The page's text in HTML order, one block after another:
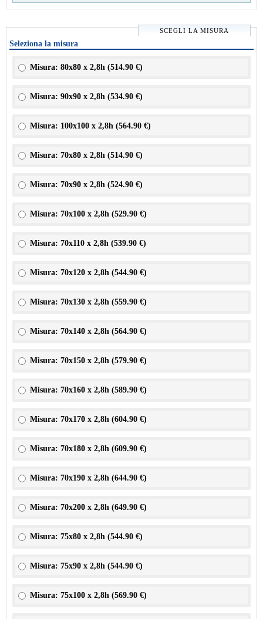
SCEGLI LA MISURA
Seleziona la misura
Misura: 80x80 x 2,8h (514.90 €)
Misura: 90x90 x 2,8h (534.90 €)
Misura: 100x100 x 2,8h (564.90 €)
Misura: 70x80 x 2,8h (514.90 €)
Misura: 70x90 x 2,8h (524.90 €)
Misura: 70x100 x 2,8h (529.90 €)
Misura: 70x110 x 2,8h (539.90 €)
Misura: 70x120 x 2,8h (544.90 €)
Misura: 70x130 x 2,8h (559.90 €)
Misura: 70x140 x 2,8h (564.90 €)
Misura: 70x150 x 2,8h (579.90 €)
Misura: 70x160 x 2,8h (589.90 €)
Misura: 70x170 x 2,8h (604.90 €)
Misura: 70x180 x 2,8h (609.90 €)
Misura: 70x190 x 2,8h (644.90 €)
Misura: 70x200 x 2,8h (649.90 €)
Misura: 75x80 x 2,8h (544.90 €)
Misura: 75x90 x 2,8h (544.90 €)
Misura: 75x100 x 2,8h (569.90 €)